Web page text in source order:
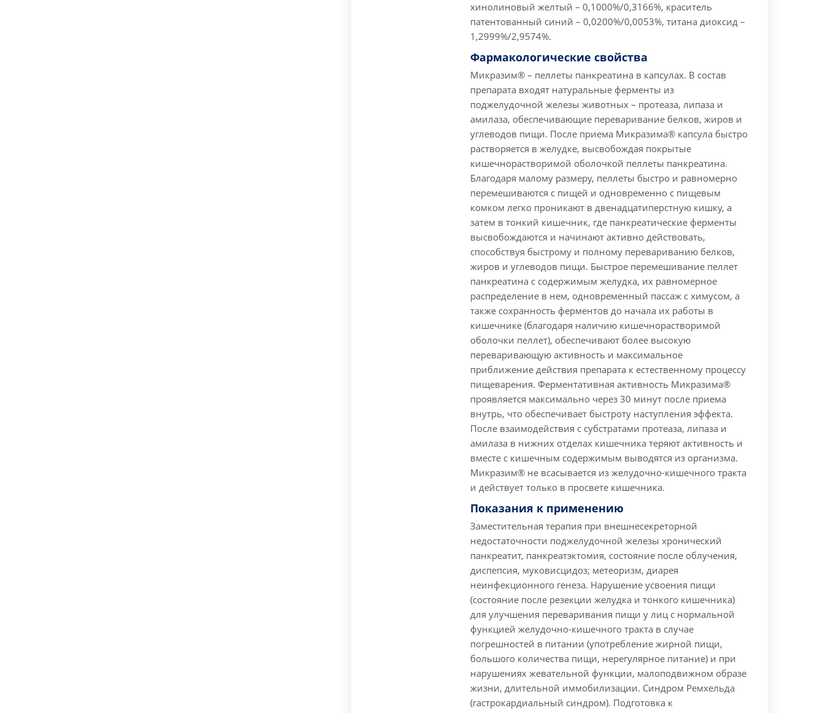
хинолиновый желтый – 0,1000%/0,3166%, краситель
патентованный синий – 0,0200%/0,0053%, титана диоксид –
1,2999%/2,9574%.
Фармакологические свойства
Микразим® – пеллеты панкреатина в капсулах. В состав
препарата входят натуральные ферменты из
поджелудочной железы животных – протеаза, липаза и
амилаза, обеспечивающие переваривание белков, жиров и
углеводов пищи. После приема Микразима® капсула быстро
растворяется в желудке, высвобождая покрытые
кишечнорастворимой оболочкой пеллеты панкреатина.
Благодаря малому размеру, пеллеты быстро и равномерно
перемешиваются с пищей и одновременно с пищевым
комком легко проникают в двенадцатиперстную кишку, а
затем в тонкий кишечник, где панкреатические ферменты
высвобождаются и начинают активно действовать,
способствуя быстрому и полному перевариванию белков,
жиров и углеводов пищи. Быстрое перемешивание пеллет
панкреатина с содержимым желудка, их равномерное
распределение в нем, одновременный пассаж с химусом, а
также сохранность ферментов до начала их работы в
кишечнике (благодаря наличию кишечнорастворимой
оболочки пеллет), обеспечивают более высокую
переваривающую активность и максимальное
приближение действия препарата к естественному процессу
пищеварения. Ферментативная активность Микразима®
проявляется максимально через 30 минут после приема
внутрь, что обеспечивает быстроту наступления эффекта.
После взаимодействия с субстратами протеаза, липаза и
амилаза в нижних отделах кишечника теряют активность и
вместе с кишечным содержимым выводятся из организма.
Микразим® не всасывается из желудочно-кишечного тракта
и действует только в просвете кишечника.
Показания к применению
Заместительная терапия при внешнесекреторной
недостаточности поджелудочной железы хронический
панкреатит, панкреатэктомия, состояние после облучения,
диспепсия, муковисцидоз; метеоризм, диарея
неинфекционного генеза. Нарушение усвоения пищи
(состояние после резекции желудка и тонкого кишечника)
для улучшения переваривания пищи у лиц с нормальной
функцией желудочно-кишечного тракта в случае
погрешностей в питании (употребление жирной пищи,
большого количества пищи, нерегулярное питание) и при
нарушениях жевательной функции, малоподвижном образе
жизни, длительной иммобилизации. Синдром Ремхельда
(гастрокардиальный синдром). Подготовка к